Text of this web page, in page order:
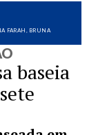
FARAH, BRUNA
baseia